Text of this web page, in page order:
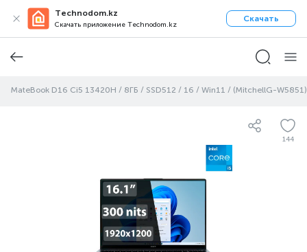
Technodom.kz
Скачать приложение Technodom.kz
Скачать
MateBook D16 Ci5 13420H / 8ГБ / SSD512 / 16 / Win11 / (MitchellG-W5851)
144